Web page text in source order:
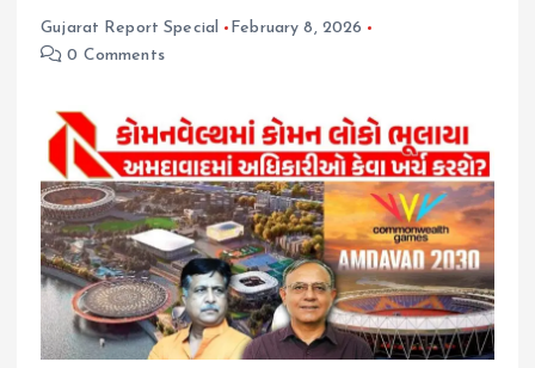
Gujarat Report Special
February 8, 2026
0 Comments